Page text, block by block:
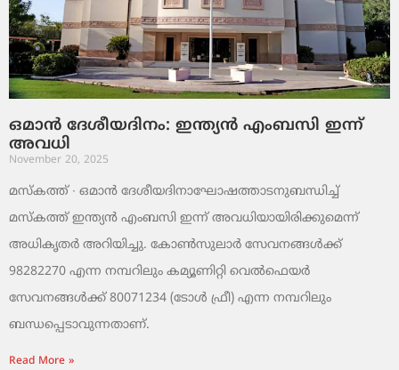
ഒമാൻ ദേശീയദിനം: ഇന്ത്യൻ എംബസി ഇന്ന്
അവധി
November 20, 2025
മസ്‌കത്ത് ∙ ഒമാൻ ദേശീയദിനാഘോഷത്താടനുബന്ധിച്ച്
മസ്‌കത്ത് ഇന്ത്യൻ എംബസി ഇന്ന് അവധിയായിരിക്കുമെന്ന്
അധികൃതർ അറിയിച്ചു. കോൺസുലാർ സേവനങ്ങൾക്ക്
98282270 എന്ന നമ്പറിലും കമ്യൂണിറ്റി വെൽഫെയർ
സേവനങ്ങൾക്ക് 80071234 (ടോൾ ഫ്രീ) എന്ന നമ്പറിലും
ബന്ധപ്പെടാവുന്നതാണ്.
Read More »